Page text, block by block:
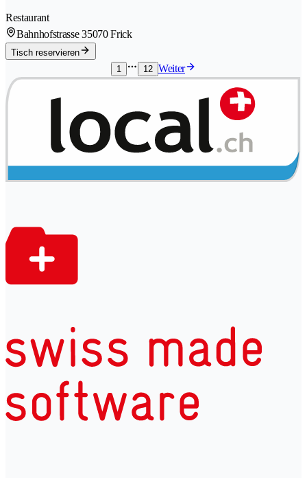
Restaurant
Bahnhofstrasse 35070 Frick
Tisch reservieren
1
12 Weiter